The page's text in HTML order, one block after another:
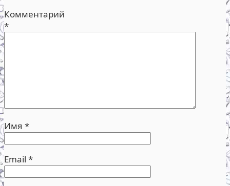
Комментарий
*
Имя *
Email *